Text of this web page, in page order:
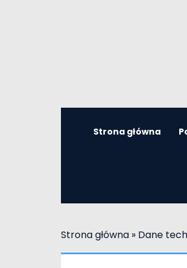
Strona główna
Strona główna » Dane